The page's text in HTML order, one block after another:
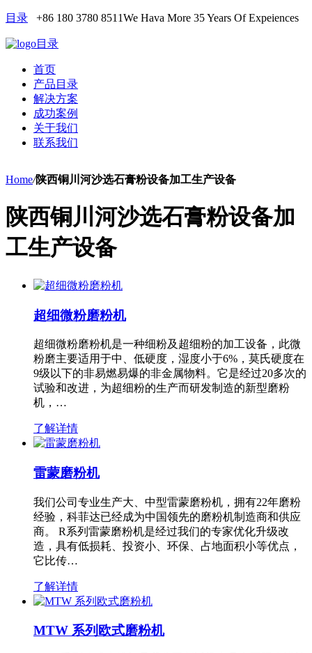
目录 +86 180 3780 8511We Hava More 35 Years Of Expeiences
目录
首页
产品目录
解决方案
成功案例
关于我们
联系我们
Home/陕西铜川河沙选石膏粉设备加工生产设备
陕西铜川河沙选石膏粉设备加
工生产设备
超细微粉磨粉机
超细微粉磨粉机是一种细粉及超细粉的加工设备，此微
粉磨主要适用于中、低硬度，湿度小于6%，莫氏硬度在
9级以下的非易燃易爆的非金属物料。它是经过20多次的
试验和改进，为超细粉的生产而研发制造的新型磨粉
机，…
了解详情
雷蒙磨粉机
我们公司专业生产大、中型雷蒙磨粉机，拥有22年磨粉
经验，科菲达已经成为中国领先的磨粉机制造商和供应
商。 R系列雷蒙磨粉机是经过我们的专家优化升级改
造，具有低损耗、投资小、环保、占地面积小等优点，
它比传…
了解详情
MTW 系列欧式磨粉机